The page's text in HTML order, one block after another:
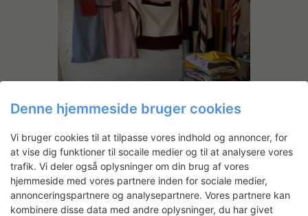
Settlement
Bjarne v.H.H. Solberg
Denne hjemmeside bruger cookies
Vi bruger cookies til at tilpasse vores indhold og annoncer, for
at vise dig funktioner til socaile medier og til at analysere vores
trafik. Vi deler også oplysninger om din brug af vores
hjemmeside med vores partnere inden for sociale medier,
annonceringspartnere og analysepartnere. Vores partnere kan
kombinere disse data med andre oplysninger, du har givet